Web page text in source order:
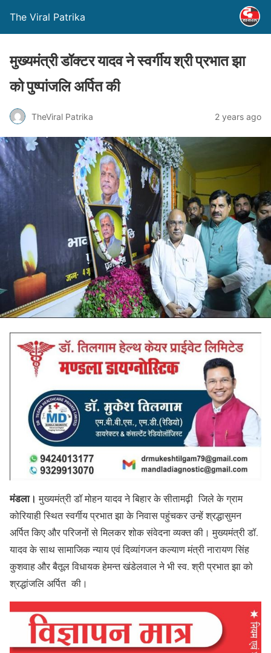
The Viral Patrika
मुख्यमंत्री डॉक्टर यादव ने स्वर्गीय श्री प्रभात झा
को पुष्पांजलि अर्पित की
TheViral Patrika 2 years ago
मंडला।मुख्यमंत्री डॉ मोहन यादव ने बिहार के सीतामढ़ी जिले के ग्राम
कोरियाही स्थित स्वर्गीय प्रभात झा के निवास पहुंचकर उन्हें श्रद्धासुमन
अर्पित किए और परिजनों से मिलकर शोक संवेदना व्यक्त की। मुख्यमंत्री डॉ.
यादव के साथ सामाजिक न्याय एवं दिव्यांगजन कल्याण मंत्री नारायण सिंह
कुशवाह और बैतूल विधायक हेमन्त खंडेलवाल ने भी स्व. श्री प्रभात झा को
श्रद्धांजलि अर्पित की।